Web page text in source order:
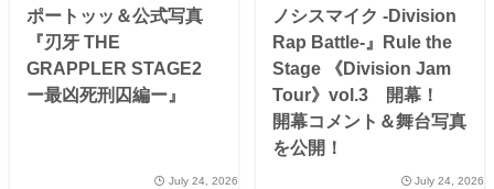
ポートッッ＆公式写真
『刃牙 THE
GRAPPLER STAGE2
ー最凶死刑囚編ー』
July 24, 2026
ノシスマイク -Division
Rap Battle-』Rule the
Stage 《Division Jam
Tour》vol.3 開幕！
開幕コメント＆舞台写真
を公開！
July 24, 2026